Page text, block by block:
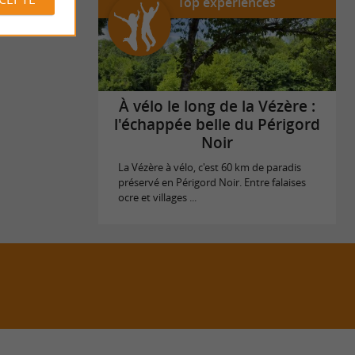
À vélo le long de la Vézère :
l'échappée belle du Périgord
Noir
La Vézère à vélo, c'est 60 km de paradis
préservé en Périgord Noir. Entre falaises
ocre et villages ...